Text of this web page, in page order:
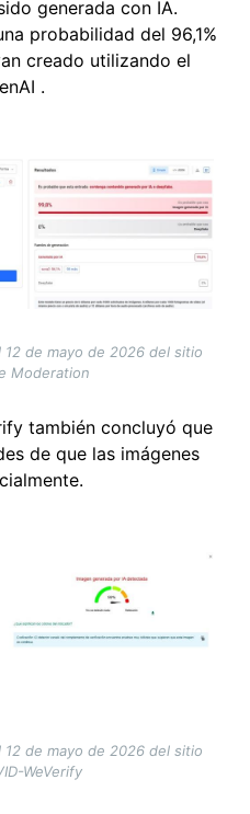
generada con IA.
probabilidad del 96,1%
creado utilizando el
.
de mayo de 2026 del sitio
Moderation
también concluyó que
de que las imágenes
de mayo de 2026 del sitio
WeVerify